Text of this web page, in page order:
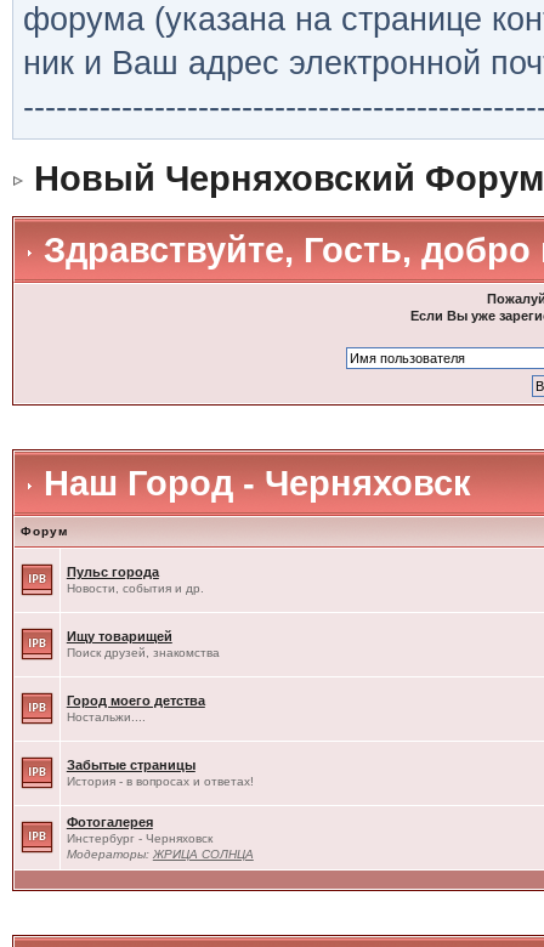
форума (указана на странице
ник и Ваш адрес электронной
Новый Черняховский Форум
Здравствуйте, Гость,
Если Вы уже
Наш Город - Черняховск
Форум
Пульс города
Новости, события и др.
Ищу товарищей
Поиск друзей, знакомства
Город моего детства
Ностальжи....
Забытые страницы
История - в вопросах и ответах!
Фотогалерея
Инстербург - Черняховск
Модераторы: ЖРИЦА СОЛНЦА